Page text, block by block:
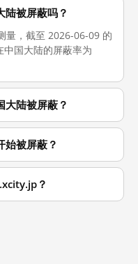
被屏蔽吗？
量，截至 2026-06-09 的
国大陆的屏蔽率为
陆被屏蔽？
被屏蔽？
？